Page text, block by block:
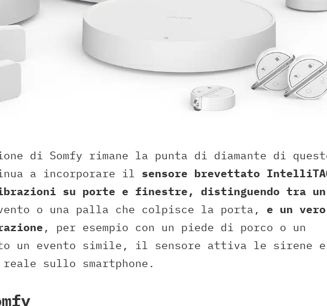
di Somfy rimane la punta di diamante di
a incorporare il sensore brevettato
su porte e finestre, distinguendo tra un
o una palla che colpisce la porta, e un
, per esempio con un piede di porco o un
un evento simile, il sensore attiva le sirene e
sullo smartphone.